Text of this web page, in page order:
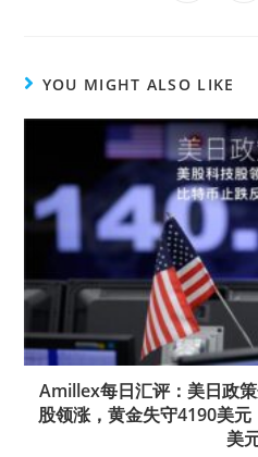
YOU MIGHT ALSO LIKE
Amillex每日汇评：美日政
股领涨，黄金失守4190美
美